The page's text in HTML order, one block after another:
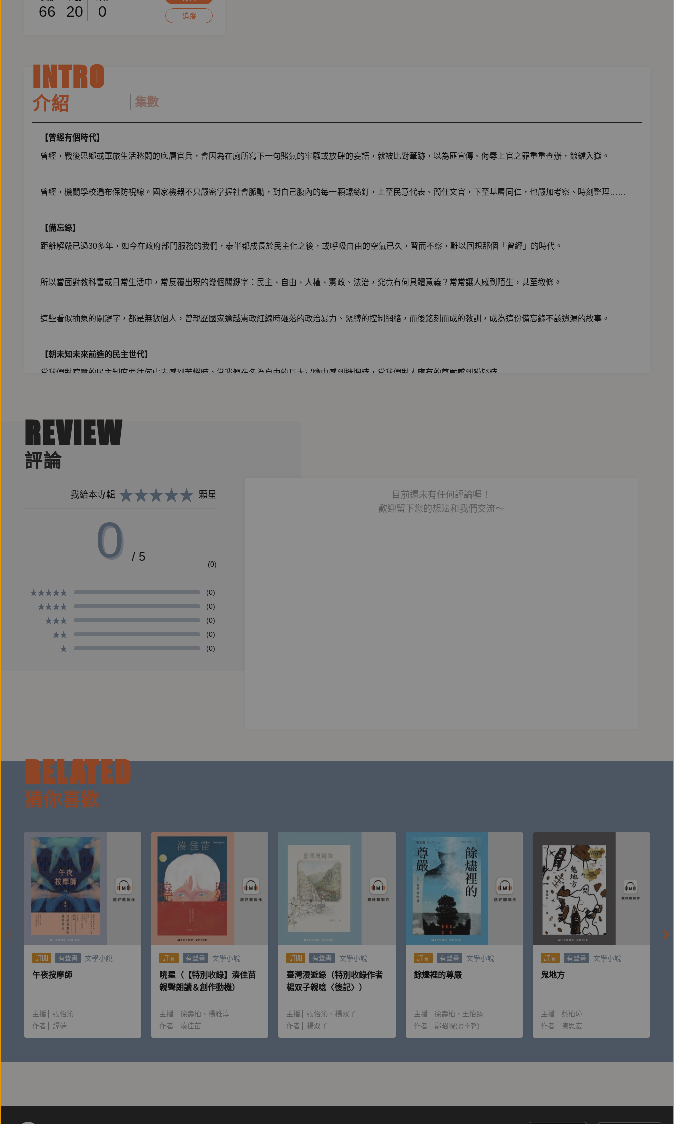
66 20 0 追蹤
INTRO
介紹 集數
【曾經有個時代】
曾經，戰後思鄉或軍旅生活愁悶的底層官兵，會因為在廁所寫下一句賭氣的牢騷或放肆的妄語，就被比對筆跡，以為匪宣傳、侮辱上官之罪重重查辦，鋃鐺入獄。
曾經，機關學校遍布保防視線。國家機器不只嚴密掌握社會脈動，對自己腹內的每一顆螺絲釘，上至民意代表、簡任文官，下至基層同仁，也嚴加考察、時刻整理……
【備忘錄】
距離解嚴已過30多年，如今在政府部門服務的我們，泰半都成長於民主化之後，或呼吸自由的空氣已久，習而不察，難以回想那個「曾經」的時代。
所以當面對教科書或日常生活中，常反覆出現的幾個關鍵字：民主、自由、人權、憲政、法治，究竟有何具體意義？常常讓人感到陌生，甚至教條。
這些看似抽象的關鍵字，都是無數個人，曾親歷國家逾越憲政紅線時砸落的政治暴力、緊縛的控制網絡，而後銘刻而成的教訓，成為這份備忘錄不該遺漏的故事。
【朝未知未來前進的民主世代】
當我們對喧囂的民主制度要往何處去感到苦惱時，當我們在名為自由的巨大冒險中感到迷惘時，當我們對人應有的尊嚴感到猶疑時……
-----------
■版權
發行人：陳建仁
出版機關：行政院
REVIEW
評論
我給本專輯 顆星
0 / 5
(0)
(0)
(0)
(0)
(0)
(0)
目前還未有任何評論喔！
歡迎留下您的想法和我們交流～
RELATED
猜你喜歡
訂閱 有聲書 文學小說
午夜按摩師
主播
張怡沁
作者
譚端
訂閱 有聲書 文學小說
曉星（【特別收錄】湊佳苗
親聲朗讀＆創作動機）
主播 徐壽柏
楊雅淳
作者
湊佳苗
訂閱 有聲書 文學小說
臺灣漫遊錄（特別收錄作者
楊双子親唸〈後記〉）
主播 張怡沁
楊双子
作者
楊双子
訂閱 有聲書 文學小說
餘燼裡的尊嚴
主播 徐壽柏
王怡臻
作者
鄭昭峴(정소현)
訂閱 有聲書 文學小說
鬼地方
主播
蔡柏璋
作者
陳思宏